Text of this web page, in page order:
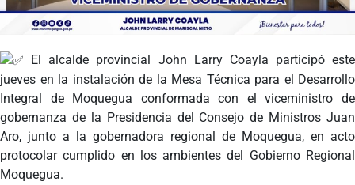
El alcalde provincial John Larry Coayla participó este
jueves en la instalación de la Mesa Técnica para el Desarrollo
Integral de Moquegua conformada con el viceministro de
gobernanza de la Presidencia del Consejo de Ministros Juan
Aro, junto a la gobernadora regional de Moquegua, en acto
protocolar cumplido en los ambientes del Gobierno Regional
Moquegua.